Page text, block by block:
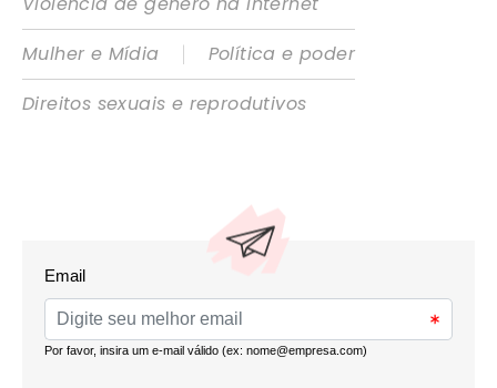
Mulher e Mídia
|
Política e poder
Direitos sexuais e reprodutivos